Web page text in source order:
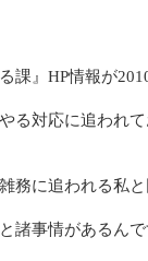
課』HP情報が
る対応に追われ
務に追われる私と
諸事情があるん